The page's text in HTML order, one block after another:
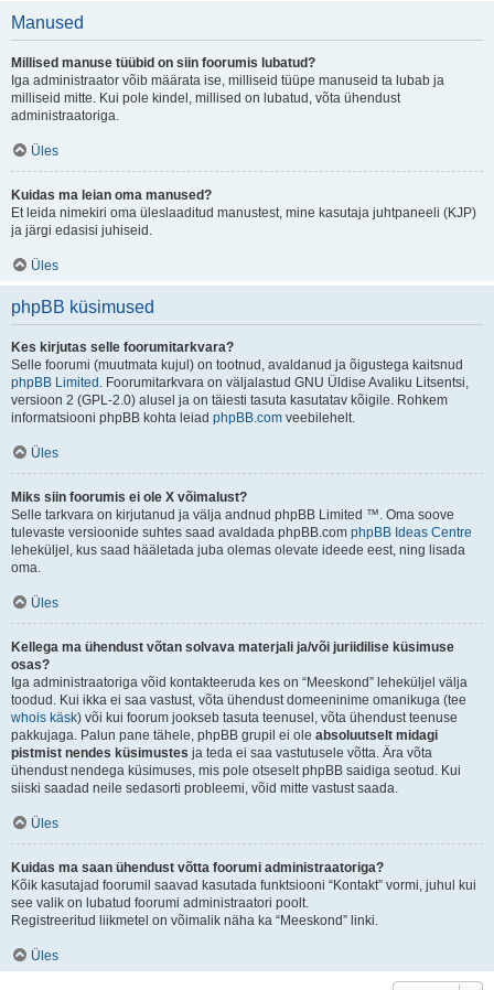
Manused
Millised manuse tüübid on siin foorumis lubatud?
Iga administraator võib määrata ise, milliseid tüüpe manuseid ta lubab ja
milliseid mitte. Kui pole kindel, millised on lubatud, võta ühendust
administraatoriga.
Üles
Kuidas ma leian oma manused?
Et leida nimekiri oma üleslaaditud manustest, mine kasutaja juhtpaneeli (KJP)
ja järgi edasisi juhiseid.
Üles
phpBB küsimused
Kes kirjutas selle foorumitarkvara?
Selle foorumi (muutmata kujul) on tootnud, avaldanud ja õigustega kaitsnud
phpBB Limited . Foorumitarkvara on väljalastud GNU Üldise Avaliku Litsentsi,
versioon 2 (GPL-2.0) alusel ja on täiesti tasuta kasutatav kõigile. Rohkem
informatsiooni phpBB kohta leiad phpBB.com veebilehelt.
Üles
Miks siin foorumis ei ole X võimalust?
Selle tarkvara on kirjutanud ja välja andnud phpBB Limited ™. Oma soove
tulevaste versioonide suhtes saad avaldada phpBB.com phpBB Ideas Centre
leheküljel, kus saad hääletada juba olemas olevate ideede eest, ning lisada
oma.
Üles
Kellega ma ühendust võtan solvava materjali ja/või juriidilise küsimuse
osas?
Iga administraatoriga võid kontakteeruda kes on “Meeskond” leheküljel välja
toodud. Kui ikka ei saa vastust, võta ühendust domeeninime omanikuga (tee
whois käsk) või kui foorum jookseb tasuta teenusel, võta ühendust teenuse
pakkujaga. Palun pane tähele, phpBB grupil ei ole absoluutselt midagi
pistmist nendes küsimustes ja teda ei saa vastutusele võtta. Ära võta
ühendust nendega küsimuses, mis pole otseselt phpBB saidiga seotud. Kui
siiski saadad neile sedasorti probleemi, võid mitte vastust saada.
Üles
Kuidas ma saan ühendust võtta foorumi administraatoriga?
Kõik kasutajad foorumil saavad kasutada funktsiooni “Kontakt” vormi, juhul kui
see valik on lubatud foorumi administraatori poolt.
Registreeritud liikmetel on võimalik näha ka “Meeskond” linki.
Üles